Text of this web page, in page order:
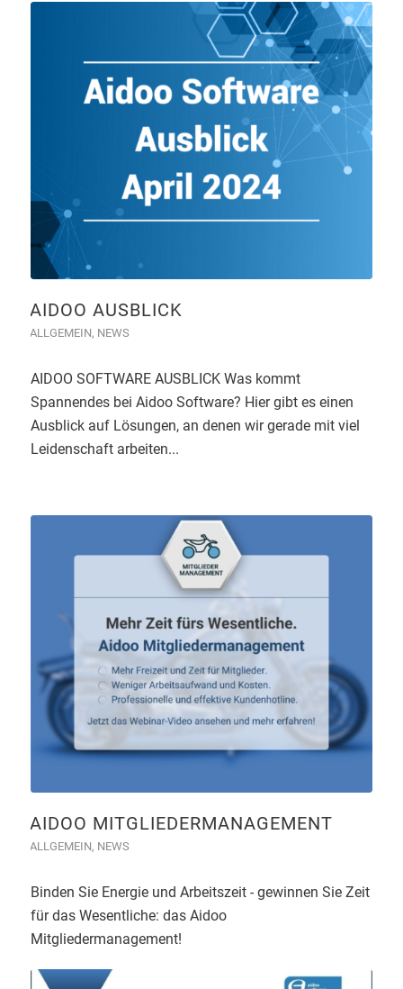
AIDOO AUSBLICK
ALLGEMEIN, NEWS
AIDOO SOFTWARE AUSBLICK Was kommt
Spannendes bei Aidoo Software? Hier gibt es einen
Ausblick auf Lösungen, an denen wir gerade mit viel
Leidenschaft arbeiten...
AIDOO MITGLIEDERMANAGEMENT
ALLGEMEIN, NEWS
Binden Sie Energie und Arbeitszeit - gewinnen Sie Zeit
für das Wesentliche: das Aidoo
Mitgliedermanagement!